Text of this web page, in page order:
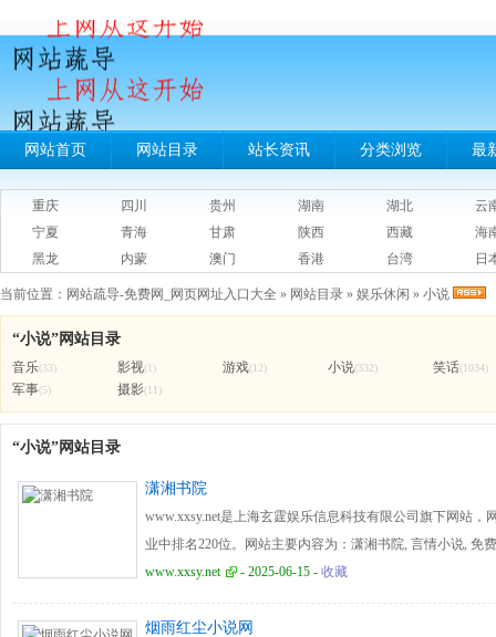
网站首页 网站目录 站长资讯 分类浏览 最
重庆 四川 贵州 湖南 湖北
云
宁夏
青海 甘肃 陕西 西藏
海
黑龙
内蒙 澳门 香港 台湾 日
当前位置： 网站疏导-免费网_网页网址入口大全 » 网站目录 » 娱乐休闲 » 小说
“小说”网站目录
音乐(33) 影视(1) 游戏(12) 小说(332) 笑话(1034)
军事(5) 摄影(11)
“小说”网站目录
潇湘书院
www.xxsy.net是上海玄霆娱乐信息科技有限公司旗下网站，
业中排名220位。网站主要内容为：潇湘书院, 言情小说, 免
网站前端技术使用vue.js,swiper。已开启GZIP压缩，用户主
www.xxsy.net - 2025-06-15 - 收藏
烟雨红尘小说网